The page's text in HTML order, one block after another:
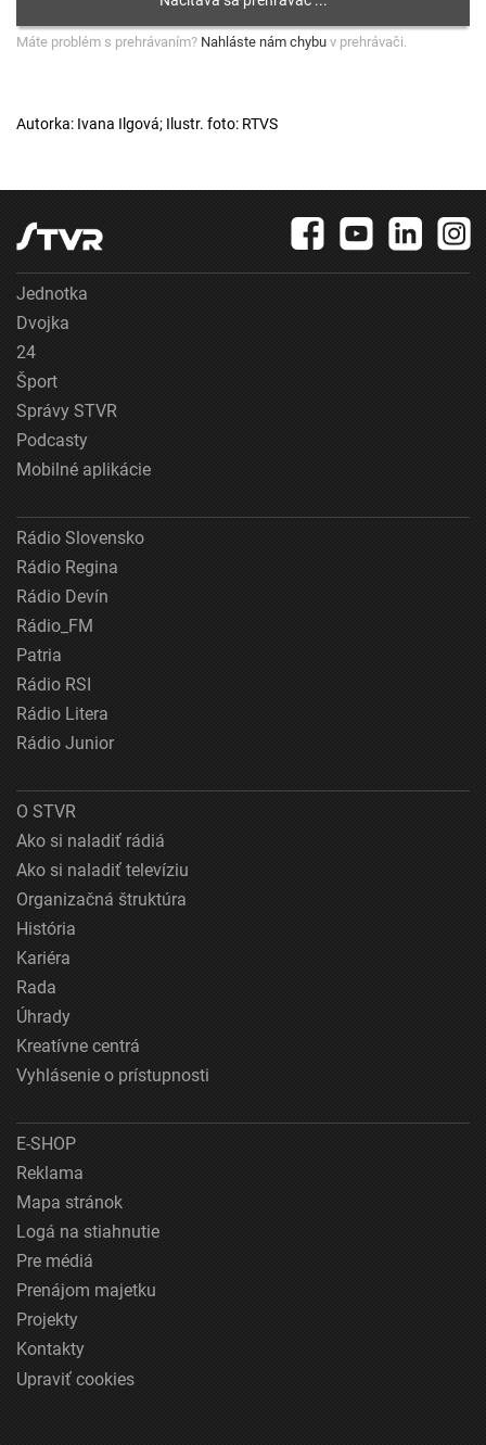
Máte problém s prehrávaním? Nahláste nám chybu v prehrávači.
Autorka: Ivana Ilgová; Ilustr. foto: RTVS
Jednotka
Dvojka
24
Šport
Správy STVR
Podcasty
Mobilné aplikácie
Rádio Slovensko
Rádio Regina
Rádio Devín
Rádio_FM
Patria
Rádio RSI
Rádio Litera
Rádio Junior
O STVR
Ako si naladiť rádiá
Ako si naladiť televíziu
Organizačná štruktúra
História
Kariéra
Rada
Úhrady
Kreatívne centrá
Vyhlásenie o prístupnosti
E-SHOP
Reklama
Mapa stránok
Logá na stiahnutie
Pre médiá
Prenájom majetku
Projekty
Kontakty
Upraviť cookies